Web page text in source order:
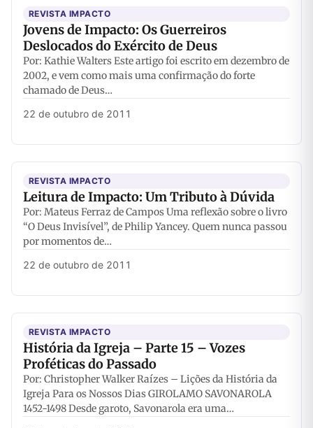
REVISTA IMPACTO
Jovens de Impacto: Os Guerreiros
Deslocados do Exército de Deus
Por: Kathie Walters Este artigo foi escrito em dezembro de
2002, e vem como mais uma confirmação do forte
chamado de Deus…
22 de outubro de 2011
REVISTA IMPACTO
Leitura de Impacto: Um Tributo à Dúvida
Por: Mateus Ferraz de Campos Uma reflexão sobre o livro
“O Deus Invisível”, de Philip Yancey. Quem nunca passou
por momentos de…
22 de outubro de 2011
REVISTA IMPACTO
História da Igreja – Parte 15 – Vozes
Proféticas do Passado
Por: Christopher Walker Raízes – Lições da História da
Igreja Para os Nossos Dias GIROLAMO SAVONAROLA
1452-1498 Desde garoto, Savonarola era uma…